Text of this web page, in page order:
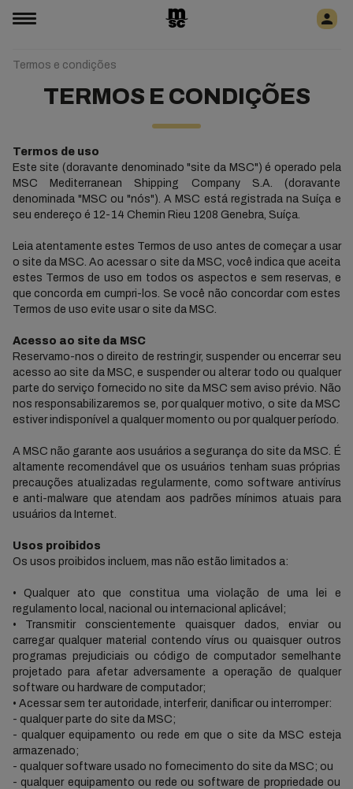
Termos e condições
TERMOS E CONDIÇÕES
Termos de uso
Este site (doravante denominado "site da MSC") é operado pela
MSC Mediterranean Shipping Company S.A. (doravante
denominada "MSC ou "nós"). A MSC está registrada na Suíça e
seu endereço é 12-14 Chemin Rieu 1208 Genebra, Suíça.
Leia atentamente estes Termos de uso antes de começar a usar
o site da MSC. Ao acessar o site da MSC, você indica que aceita
estes Termos de uso em todos os aspectos e sem reservas, e
que concorda em cumpri-los. Se você não concordar com estes
Termos de uso evite usar o site da MSC.
Acesso ao site da MSC
Reservamo-nos o direito de restringir, suspender ou encerrar seu
acesso ao site da MSC, e suspender ou alterar todo ou qualquer
parte do serviço fornecido no site da MSC sem aviso prévio. Não
nos responsabilizaremos se, por qualquer motivo, o site da MSC
estiver indisponível a qualquer momento ou por qualquer período.
A MSC não garante aos usuários a segurança do site da MSC. É
altamente recomendável que os usuários tenham suas próprias
precauções atualizadas regularmente, como software antivírus
e anti-malware que atendam aos padrões mínimos atuais para
usuários da Internet.
Usos proibidos
Os usos proibidos incluem, mas não estão limitados a:
• Qualquer ato que constitua uma violação de uma lei e
regulamento local, nacional ou internacional aplicável;
• Transmitir conscientemente quaisquer dados, enviar ou
carregar qualquer material contendo vírus ou quaisquer outros
programas prejudiciais ou código de computador semelhante
projetado para afetar adversamente a operação de qualquer
software ou hardware de computador;
• Acessar sem ter autoridade, interferir, danificar ou interromper:
- qualquer parte do site da MSC;
- qualquer equipamento ou rede em que o site da MSC esteja
armazenado;
- qualquer software usado no fornecimento do site da MSC; ou
- qualquer equipamento ou rede ou software de propriedade ou